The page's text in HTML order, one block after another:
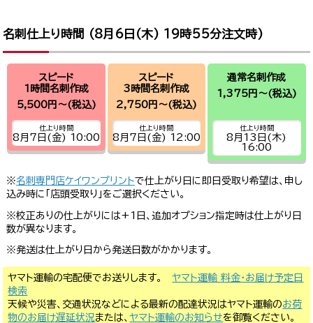
名刺仕上り時間 (8月6日(木) 19時55分注文時)
スピード
1時間名刺作成
5,500円～(税込)
仕上り時間
8月7日(金) 10:00
スピード
3時間名刺作成
2,750円～(税込)
仕上り時間
8月7日(金) 12:00
通常名刺作成
1,375円～(税込)
仕上り時間
8月13日(木)
16:00
※名刺専門店ケイワンプリントで仕上がり日に即日受取り希望は、申し
込み時に「店頭受取り」をご選択ください。
※校正ありの仕上がりには+1日、追加オプション指定時は仕上がり日
数が異なります。
※発送は仕上がり日から発送日数がかかります。
ヤマト運輸の宅配便でお送りします。ヤマト運輸 料金・お届け予定日
検索
天候や災害、交通状況などによる最新の配達状況はヤマト運輸のお荷
物のお届け遅延状況 または、ヤマト運輸のお知らせを御覧ください。